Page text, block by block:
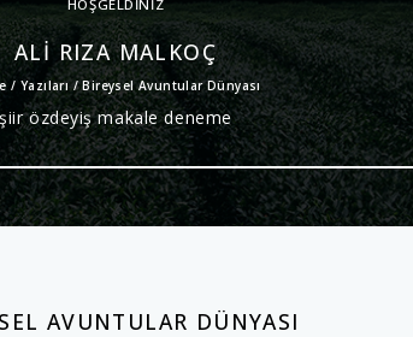
HOŞGELDINIZ
ALI RIZA MALKOÇ
/ Yazıları / Bireysel Avuntular Dünyası
şiir özdeyiş makale deneme
AVUNTULAR DÜNYASI